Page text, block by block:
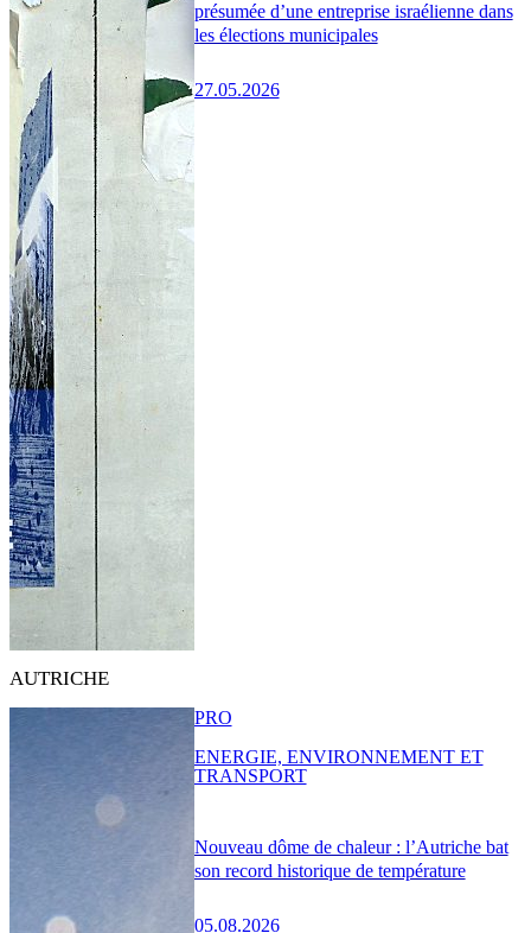
présumée d’une entreprise israélienne dans
les élections municipales
27.05.2026
AUTRICHE
Nouveau dôme de chaleur : l’Autriche bat
son record historique de température
05.08.2026
PRO
ENERGIE, ENVIRONNEMENT ET
TRANSPORT